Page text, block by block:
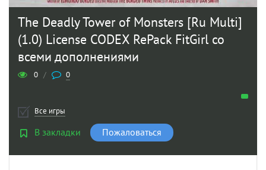
The Deadly Tower of Monsters [Ru Multi]
(1.0) License CODEX RePack FitGirl со
всеми дополнениями
0 / 0
Все игры
В закладки Пожаловаться